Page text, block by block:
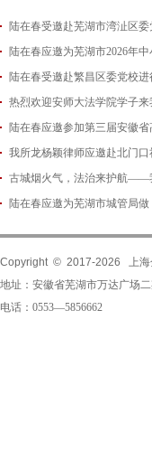
陆在春受邀赴芜湖市湾沚区
陆在春应邀为芜湖市2026年
陆在春受邀赴繁昌区委党校进
热烈欢迎安师大法学院学子来
陆在春应邀参加第三届安徽
我所龙杨颖律师应邀赴北门
古城烟火气，法治来护航——
陆在春应邀为芜湖市城管局
Copyright © 2017-2026
上
地址：安徽省芜湖市万达广场
电话：0553—5856662